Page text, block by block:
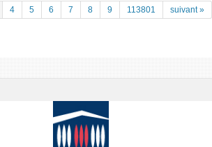
4 5 6 7 8 9 113801 suivant »